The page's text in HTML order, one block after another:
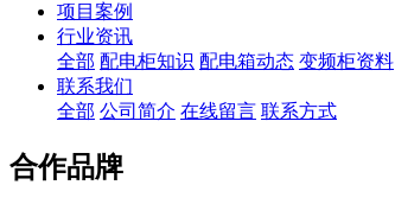
项目案例
行业资讯
全部 配电柜知识 配电箱动态 变频柜资料
联系我们
全部 公司简介 在线留言 联系方式
合作品牌